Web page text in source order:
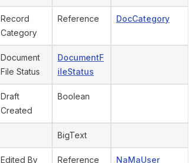
Record
Category
Reference DocCategory
Document
File Status
DocumentF
ileStatus
Draft
Created
Boolean
BigText
Edited By Reference NaMaUser